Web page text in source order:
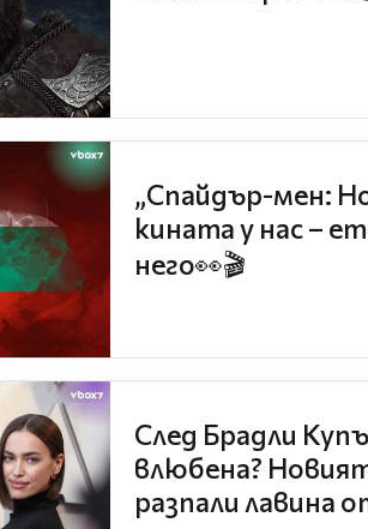
„Спайдър-мен:
кината у нас –
него👀🎬
След Брадли
влюбена?
разпали лавина